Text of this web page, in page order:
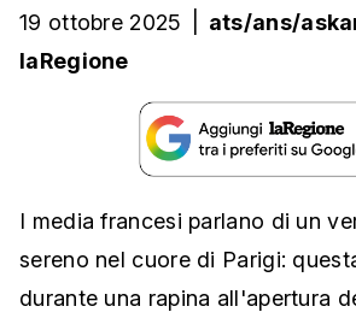
19 ottobre 2025 ats/ans/
laRegione
I media francesi parlano di un
sereno nel cuore di Parigi:
durante una rapina all'apertura